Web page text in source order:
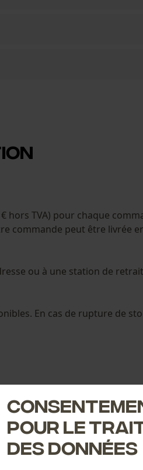
€ hors TVA) pour chaque
commande peut être livrée
ou à une station de
En cas de rupture de
pour le
des données